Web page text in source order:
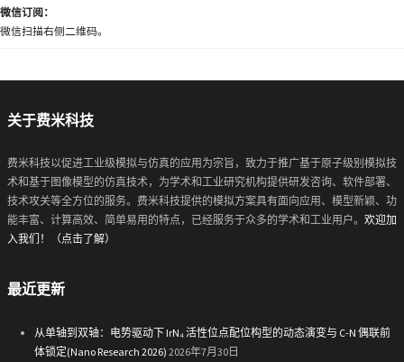
微信订阅：
微信扫描右侧二维码。
关于费米科技
费米科技以促进工业级模拟与仿真的应用为宗旨，致力于推广基于原子级别模拟技
术和基于图像模型的仿真技术，为学术和工业研究机构提供研发咨询、软件部署、
技术攻关等全方位的服务。费米科技提供的模拟方案具有面向应用、模型新颖、功
能丰富、计算高效、简单易用的特点，已经服务于众多的学术和工业用户。 欢迎加
入我们！（点击了解）
最近更新
从单轴到双轴：电势驱动下 IrN₄ 活性位点配位构型的动态演变与 C-N 偶联前
体锁定(Nano Research 2026) 2026年7月30日